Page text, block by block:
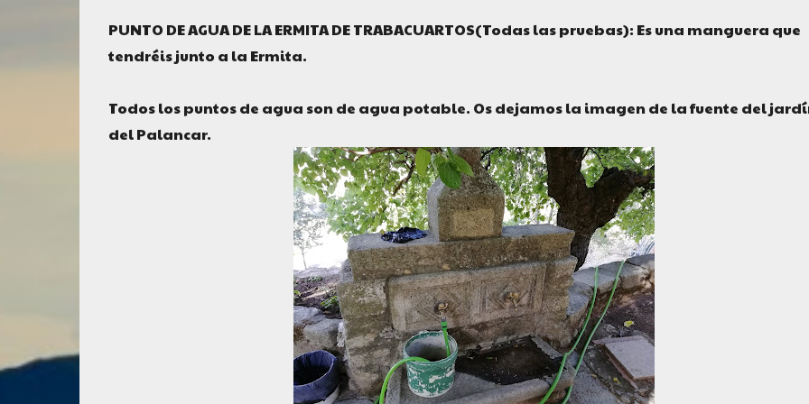
PUNTO DE AGUA DE LA ERMITA DE TRABACUARTOS(Todas las pruebas): Es una manguera que
tendréis junto a la Ermita.
Todos los puntos de agua son de agua potable. Os dejamos la imagen de la fuente del
del Palancar.